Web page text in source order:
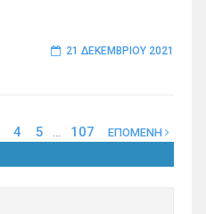
21 ΔΕΚΕΜΒΡΊΟΥ 2021
4 5 … 107 ΕΠΟΜΕΝΗ